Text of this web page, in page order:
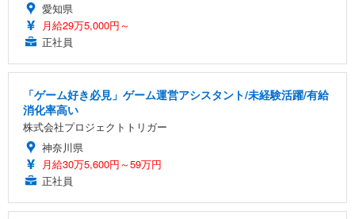
愛知県
月給29万5,000円～
正社員
「ゲーム好き必見」ゲーム運営アシスタント/未経験活躍/有給
消化率高い
株式会社プロジェクトトリガー
神奈川県
月給30万5,600円～59万円
正社員